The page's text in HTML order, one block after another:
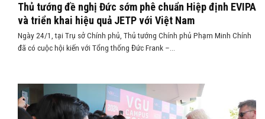
Thủ tướng đề nghị Đức sớm phê chuẩn Hiệp định EVIPA
và triển khai hiệu quả JETP với Việt Nam
Ngày 24/1, tại Trụ sở Chính phủ, Thủ tướng Chính phủ Phạm Minh Chính
đã có cuộc hội kiến với Tổng thống Đức Frank –...